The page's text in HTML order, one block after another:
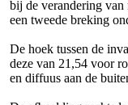
bij de verandering van
een tweede breking
De hoek tussen de
deze van 21,54 voor
en diffuus aan de